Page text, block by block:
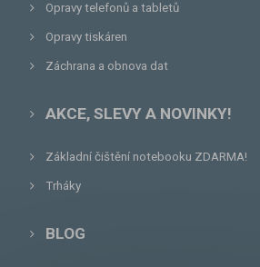
Opravy telefonů a tabletů
Opravy tiskáren
Záchrana a obnova dat
AKCE, SLEVY A NOVINKY!
Základní čištění notebooku ZDARMA!
Trháky
BLOG